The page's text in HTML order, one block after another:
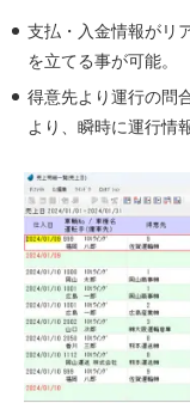
支払・入金情報がリ
を立てる事が可能。
得意先より運行の問
より、瞬時に運行情